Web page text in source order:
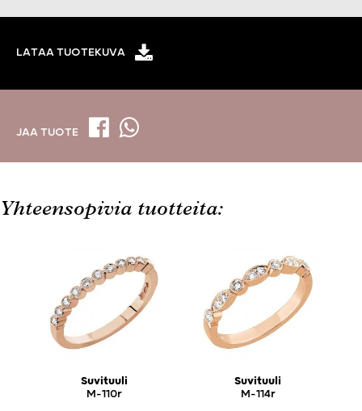
LATAA TUOTEKUVA
JAA TUOTE
Yhteensopivia tuotteita:
Suvituuli
M-110r
Suvituuli
M-114r